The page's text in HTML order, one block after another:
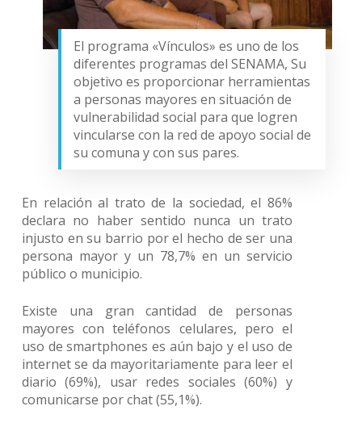
El programa «Vínculos» es uno de los
diferentes programas del SENAMA, Su
objetivo es proporcionar herramientas
a personas mayores en situación de
vulnerabilidad social para que logren
vincularse con la red de apoyo social de
su comuna y con sus pares.
En relación al trato de la sociedad, el 86%
declara no haber sentido nunca un trato
injusto en su barrio por el hecho de ser una
persona mayor y un 78,7% en un servicio
público o municipio.
Existe una gran cantidad de personas
mayores con teléfonos celulares, pero el
uso de smartphones es aún bajo y el uso de
internet se da mayoritariamente para leer el
diario (69%), usar redes sociales (60%) y
comunicarse por chat (55,1%).